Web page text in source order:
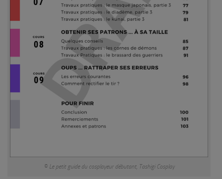
© Le petit guide du cosplayeur débutant, Tashigi Cosplay